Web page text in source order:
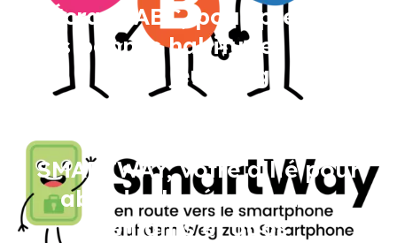
Écrans ABC, pour prendre
les bonnes habitudes dès le
plus jeune âge
Image
SMARTWAY, votre allié pour
aborder les écrans avec
enfants et ados